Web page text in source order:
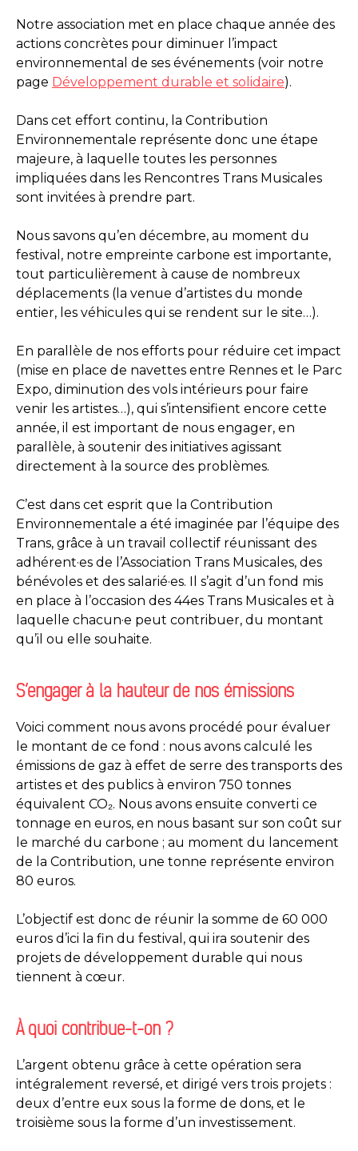
Notre association met en place chaque année des
actions concrètes pour diminuer l’impact
environnemental de ses événements (voir notre
page Développement durable et solidaire).
Dans cet effort continu, la Contribution
Environnementale représente donc une étape
majeure, à laquelle toutes les personnes
impliquées dans les Rencontres Trans Musicales
sont invitées à prendre part.
Nous savons qu’en décembre, au moment du
festival, notre empreinte carbone est importante,
tout particulièrement à cause de nombreux
déplacements (la venue d’artistes du monde
entier, les véhicules qui se rendent sur le site…).
En parallèle de nos efforts pour réduire cet impact
(mise en place de navettes entre Rennes et le Parc
Expo, diminution des vols intérieurs pour faire
venir les artistes…), qui s’intensifient encore cette
année, il est important de nous engager, en
parallèle, à soutenir des initiatives agissant
directement à la source des problèmes.
C’est dans cet esprit que la Contribution
Environnementale a été imaginée par l’équipe des
Trans, grâce à un travail collectif réunissant des
adhérent·es de l’Association Trans Musicales, des
bénévoles et des salarié·es. Il s’agit d’un fond mis
en place à l’occasion des 44es Trans Musicales et à
laquelle chacun·e peut contribuer, du montant
qu’il ou elle souhaite.
S’engager à la hauteur de nos émissions
Voici comment nous avons procédé pour évaluer
le montant de ce fond : nous avons calculé les
émissions de gaz à effet de serre des transports des
artistes et des publics à environ 750 tonnes
équivalent CO₂. Nous avons ensuite converti ce
tonnage en euros, en nous basant sur son coût sur
le marché du carbone ; au moment du lancement
de la Contribution, une tonne représente environ
80 euros.
L’objectif est donc de réunir la somme de 60 000
euros d’ici la fin du festival, qui ira soutenir des
projets de développement durable qui nous
tiennent à cœur.
À quoi contribue-t-on ?
L’argent obtenu grâce à cette opération sera
intégralement reversé, et dirigé vers trois projets :
deux d’entre eux sous la forme de dons, et le
troisième sous la forme d’un investissement.